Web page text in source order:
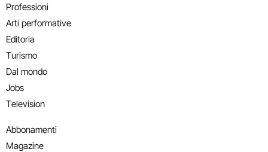
Professioni
Arti performative
Editoria
Turismo
Dal mondo
Jobs
Television
Abbonamenti
Magazine